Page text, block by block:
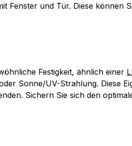
Fenster und Tür. Diese können
Festigkeit, ähnlich einer
Sonne/UV-Strahlung. Diese
Sichern Sie sich den